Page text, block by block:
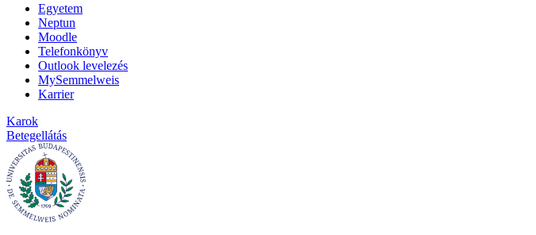
Egyetem
Neptun
Moodle
Telefonkönyv
Outlook levelezés
MySemmelweis
Karrier
Karok
Betegellátás